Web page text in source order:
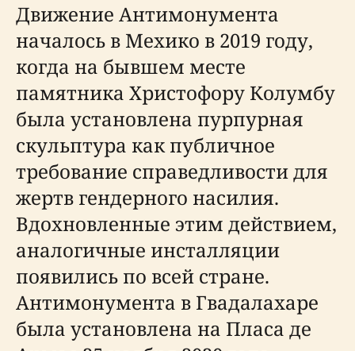
Движение Антимонумента
началось в Мехико в 2019 году,
когда на бывшем месте
памятника Христофору Колумбу
была установлена пурпурная
скульптура как публичное
требование справедливости для
жертв гендерного насилия.
Вдохновленные этим действием,
аналогичные инсталляции
появились по всей стране.
Антимонумента в Гвадалахаре
была установлена на Пласа де